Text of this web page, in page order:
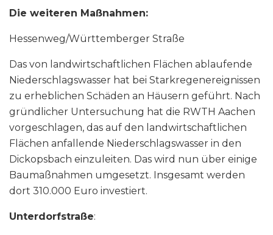
Die weiteren Maßnahmen:
Hessenweg/Württemberger Straße
Das von landwirtschaftlichen Flächen ablaufende
Niederschlagswasser hat bei Starkregenereignissen
zu erheblichen Schäden an Häusern geführt. Nach
gründlicher Untersuchung hat die RWTH Aachen
vorgeschlagen, das auf den landwirtschaftlichen
Flächen anfallende Niederschlagswasser in den
Dickopsbach einzuleiten. Das wird nun über einige
Baumaßnahmen umgesetzt. Insgesamt werden
dort 310.000 Euro investiert.
Unterdorfstraße: